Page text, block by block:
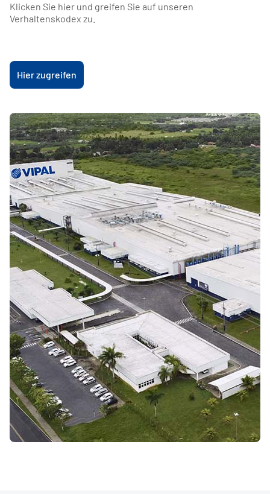
Klicken Sie hier und greifen Sie auf unseren
Verhaltenskodex zu.
Hier zugreifen